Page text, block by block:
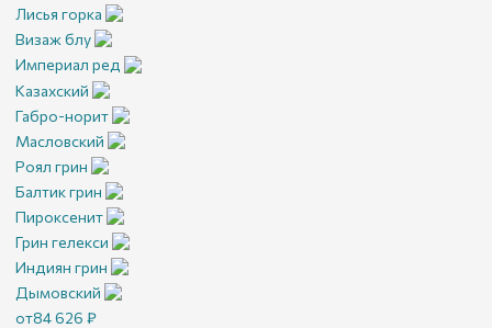
Лисья горка
Визаж блу
Империал ред
Казахский
Габро-норит
Масловский
Роял грин
Балтик грин
Пироксенит
Грин гелекси
Индиян грин
Дымовский
от84 626 ₽